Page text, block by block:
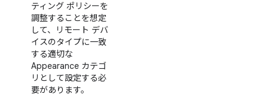
ティング ポリシーを
調整することを想定
して、リモート デバ
イスのタイプに一致
する適切な
Appearance カテゴ
リとして設定する必
要があります。